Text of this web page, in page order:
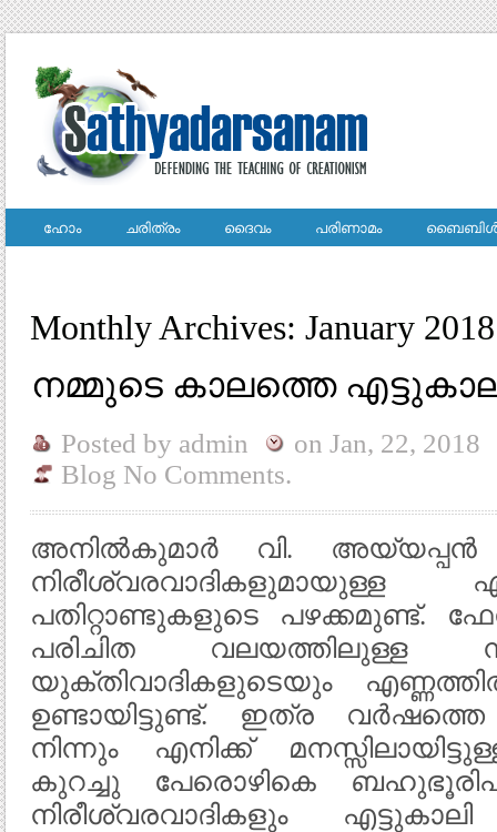
ഹോം ചരിത്രം ദൈവം പരിണാമം
Monthly Archives: January 2018
നമ്മുടെ കാലത്തെ
Posted by admin on Jan, 22, 2018
Blog No Comments.
അനില്‍കുമാര്‍ വി.
പതിറ്റാണ്ടുകളുടെ പഴക്കമുണ്ട്.
പരിചിത വലയത്തിലുള്ള
യുക്തിവാദികളുടെയും
ഉണ്ടായിട്ടുണ്ട്. ഇത്ര
നിന്നും എനിക്ക്
കുറച്ചു പേരൊഴികെ
നിരീശ്വരവാദികളും